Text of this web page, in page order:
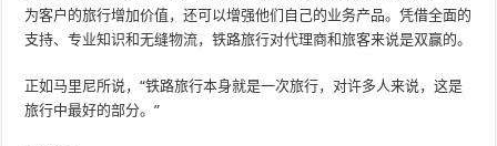
为客户的旅行增加价值，还可以增强他们自己的业务产品。凭借全面的
支持、专业知识和无缝物流，铁路旅行对代理商和旅客来说是双赢的。
正如马里尼所说，“铁路旅行本身就是一次旅行，对许多人来说，这是
旅行中最好的部分。”